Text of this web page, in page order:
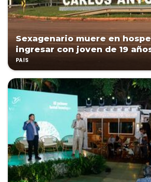
Sexagenario muere en
ingresar con joven de 19
PAÍS